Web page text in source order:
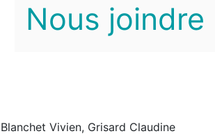
Nous joindre
Blanchet Vivien, Grisard Claudine